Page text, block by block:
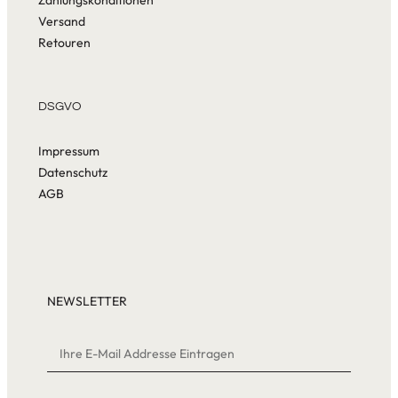
Versand
Retouren
DSGVO
Impressum
Datenschutz
AGB
NEWSLETTER